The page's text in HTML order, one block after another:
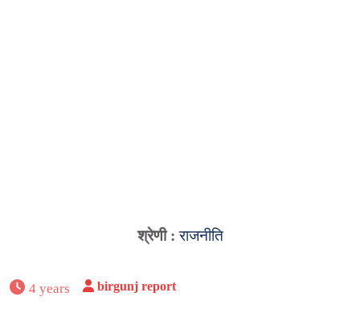
श्रेणी :राजनीति
4 years birgunj report